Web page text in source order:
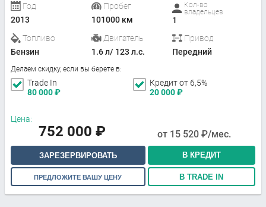
Год
2013
Пробег
101000 км
Кол-во
владельцев
1
Топливо
Бензин
Двигатель
1.6 л/ 123 л.с.
Привод
Передний
Делаем скидку, если вы берете в:
Trade In
80 000₽
Кредит от 6,5%
20 000₽
Цена:
752 000 ₽ от 15 520 ₽/мес.
ЗАРЕЗЕРВИРОВАТЬ В КРЕДИТ
ПРЕДЛОЖИТЕ ВАШУ ЦЕНУ В TRADE IN